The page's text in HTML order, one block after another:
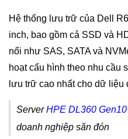
Hệ thống lưu trữ của Dell
inch, bao gồm cả SSD và
nối như SAS, SATA và
hoạt cấu hình theo nhu cầu
lưu trữ cao nhất cho dữ liệu
Server HPE DL360 Gen10
doanh nghiệp săn đón